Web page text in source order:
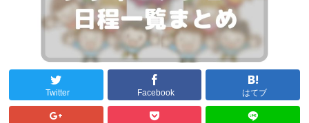
Twitter Facebook はてブ